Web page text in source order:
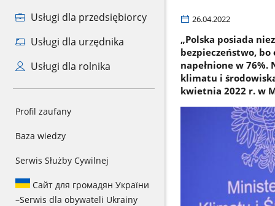
Usługi dla przedsiębiorcy
Usługi dla urzędnika
Usługi dla rolnika
Profil zaufany
Baza wiedzy
Serwis Służby Cywilnej
Сайт для громадян України
–Serwis dla obywateli Ukrainy
26.04.2022
„Polska posiada
bezpieczeństwo, bo
napełnione w
klimatu i
kwietnia 2022 r. w